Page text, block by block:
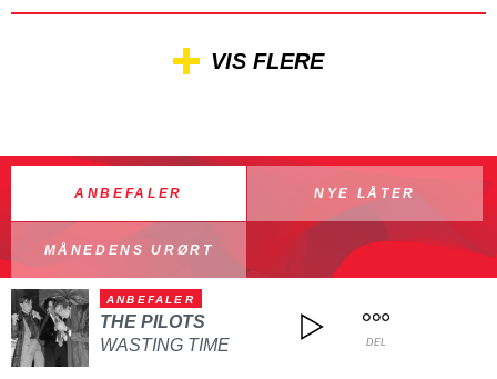
VIS FLERE
ANBEFALER NYE LÅTER
MÅNEDENS URØRT
ANBEFALER
THE PILOTS
WASTING TIME
DEL